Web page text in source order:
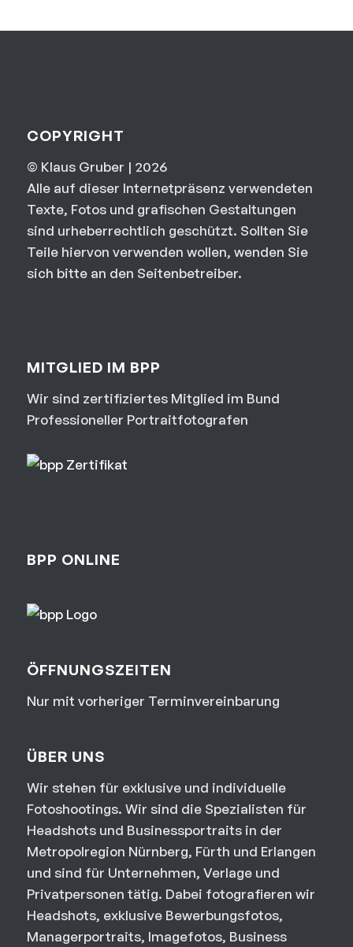
COPYRIGHT
© Klaus Gruber | 2026
Alle auf dieser Internetpräsenz verwendeten
Texte, Fotos und grafischen Gestaltungen
sind urheberrechtlich geschützt. Sollten Sie
Teile hiervon verwenden wollen, wenden Sie
sich bitte an den Seitenbetreiber.
MITGLIED IM BPP
Wir sind zertifiziertes Mitglied im Bund
Professioneller Portraitfotografen
BPP ONLINE
ÖFFNUNGSZEITEN
Nur mit vorheriger Terminvereinbarung
ÜBER UNS
Wir stehen für exklusive und individuelle
Fotoshootings. Wir sind die Spezialisten für
Headshots und Businessportraits in der
Metropolregion Nürnberg, Fürth und Erlangen
und sind für Unternehmen, Verlage und
Privatpersonen tätig. Dabei fotografieren wir
Headshots, exklusive Bewerbungsfotos,
Managerportraits, Imagefotos, Business